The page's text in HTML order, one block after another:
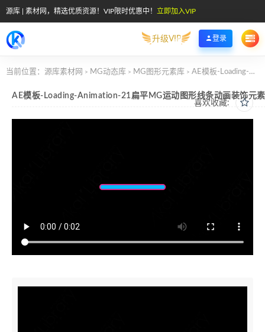
源库 | 素材网，精选优质资源！VIP限时优惠中！ 立即加入VIP
升级VIP 登录
当前位置： 源库素材网 > MG动态库 > MG图形元素库 > AE模板-Loading-Animation-21扁平MG运动图形线条动画装饰元素
喜欢收藏:
AE模板-Loading-Animation-21扁平MG运动图形线条动画装饰元素